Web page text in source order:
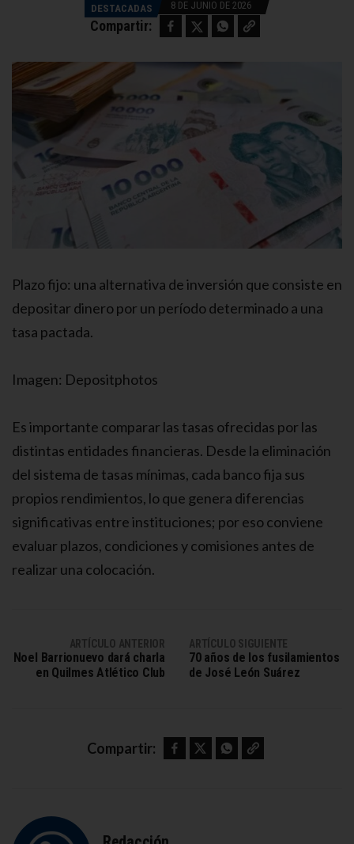
DESTACADAS 8 DE JUNIO DE 2026
Compartir: Facebook Twitter WhatsApp Copy link
Plazo fijo: una alternativa de inversión que consiste en
depositar dinero por un período determinado a una
tasa pactada.
Imagen: Depositphotos
Es importante comparar las tasas ofrecidas por las
distintas entidades financieras. Desde la eliminación
del sistema de tasas mínimas, cada banco fija sus
propios rendimientos, lo que genera diferencias
significativas entre instituciones; por eso conviene
evaluar plazos, condiciones y comisiones antes de
realizar una colocación.
ARTÍCULO ANTERIOR
Noel Barrionuevo dará charla
en Quilmes Atlético Club
ARTÍCULO SIGUIENTE
70 años de los fusilamientos
de José León Suárez
Compartir: Facebook Twitter WhatsApp Copy link